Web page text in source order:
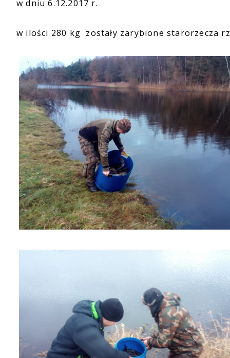
w dniu 6.12.2017 r.
w ilości 280 kg zostały zarybione starorzecza